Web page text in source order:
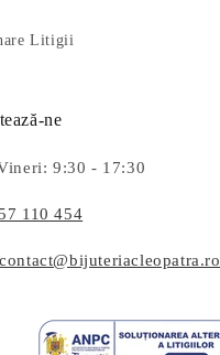
Litigii
ne
9:30 - 17:30
110 454
contact@bijuteriacleopatra.ro